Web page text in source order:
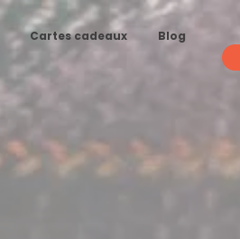
Cartes cadeaux
Blog